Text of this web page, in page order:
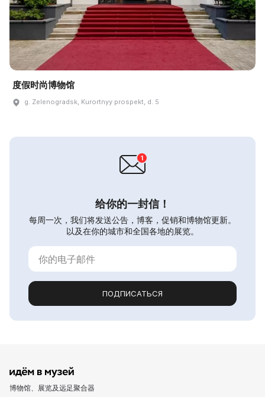
度假时尚博物馆
g. Zelenogradsk, Kurortnyy prospekt, d. 5
给你的一封信！
每周一次，我们将发送公告，博客，促销和博物馆更新。
以及在你的城市和全国各地的展览。
ПОДПИСАТЬСЯ
博物馆、展览及远足聚合器